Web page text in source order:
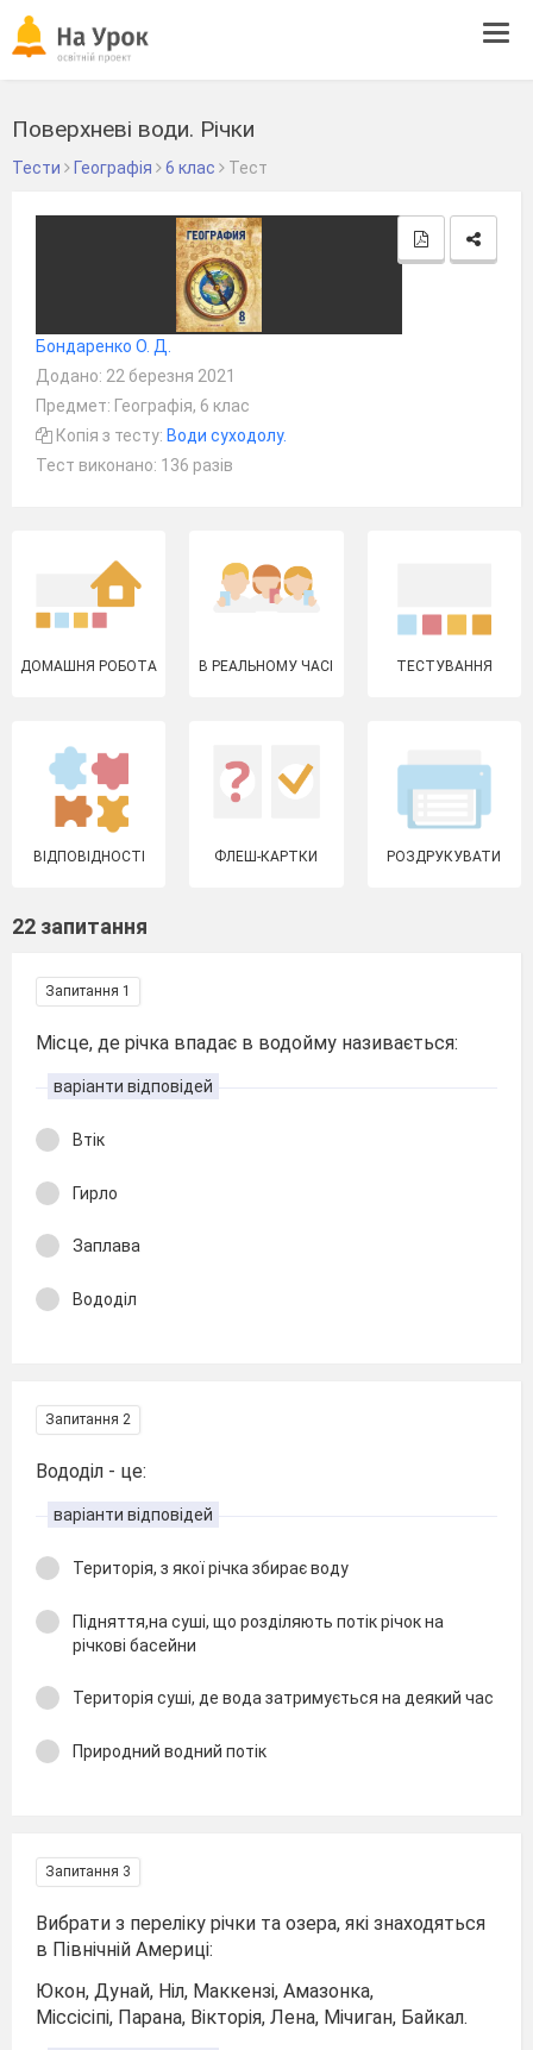
Поверхневі води. Річки
Тести Географія 6 клас Тест
Бондаренко О. Д.
Додано: 22 березня 2021
Предмет: Географія, 6 клас
Копія з тесту: Води суходолу.
Тест виконано: 136 разів
ДОМАШНЯ РОБОТА В РЕАЛЬНОМУ ЧАСІ ТЕСТУВАННЯ
ВІДПОВІДНОСТІ ФЛЕШ-КАРТКИ РОЗДРУКУВАТИ
22 запитання
Запитання 1
Місце, де річка впадає в водойму називається:
варіанти відповідей
Втік
Гирло
Заплава
Вододіл
Запитання 2
Вододіл - це:
варіанти відповідей
Територія, з якої річка збирає воду
Підняття,на суші, що розділяють потік річок на
річкові басейни
Територія суші, де вода затримується на деякий час
Природний водний потік
Запитання 3
Вибрати з переліку річки та озера, які знаходяться
в Північній Америці:
Юкон, Дунай, Ніл, Маккензі, Амазонка,
Міссісіпі, Парана, Вікторія, Лена, Мічиган, Байкал.